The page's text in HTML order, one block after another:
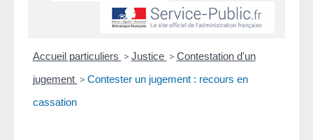
Accueil particuliers > Justice > Contestation d'un
jugement > Contester un jugement : recours en
cassation